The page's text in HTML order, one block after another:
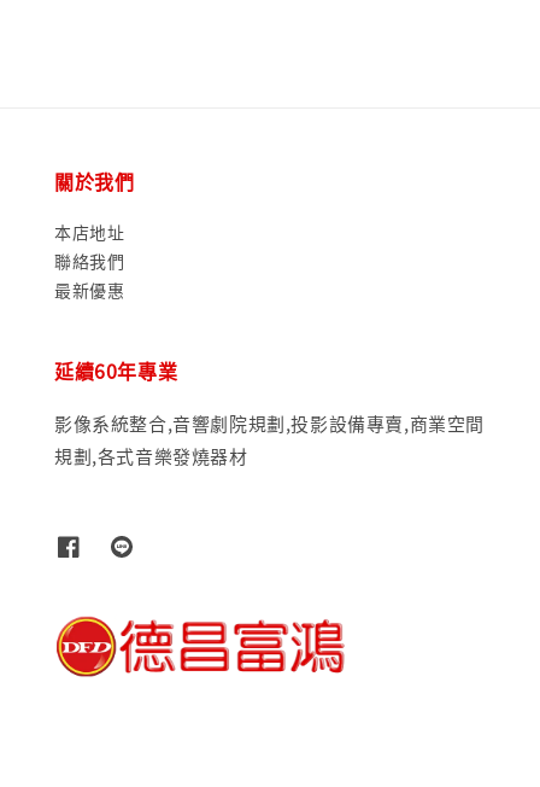
關於我們
本店地址
聯絡我們
最新優惠
延續60年專業
影像系統整合,音響劇院規劃,投影設備專賣,商業空間
規劃,各式音樂發燒器材